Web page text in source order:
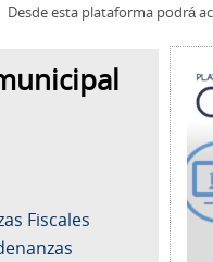
Desde esta plataforma podrá
Fiscales